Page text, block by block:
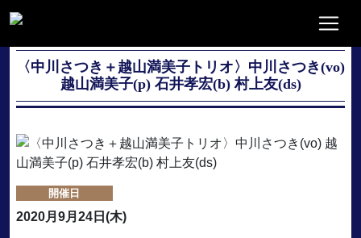
〈中川さつき＋越山満美子トリオ〉中川さつき(vo)
越山満美子(p) 石井孝宏(b) 村上友(ds)
開催日
2020月9月24日(木)